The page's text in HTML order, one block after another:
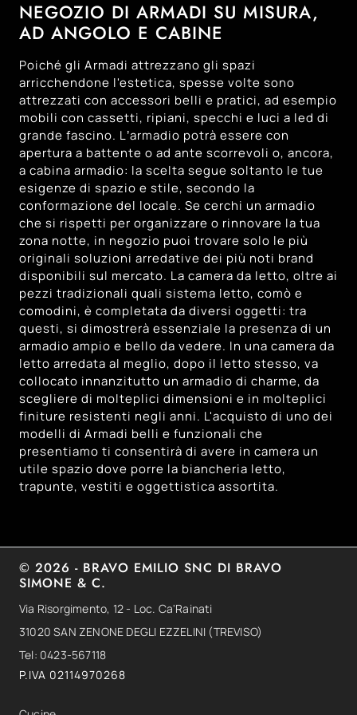
Padova
Trento
Venezia
Vicenza 120
NEGOZIO DI ARMADI SU MISURA,
AD ANGOLO E CABINE
Poiché gli Armadi attrezzano gli spazi
arricchendone l'estetica, spesse volte sono
attrezzati con accessori belli e pratici, ad esempio
mobili con cassetti, ripiani, specchi e luci a led di
grande fascino. L’armadio potrà essere con
apertura a battente o ad ante scorrevoli o, ancora,
a cabina armadio: la scelta segue soltanto le tue
esigenze di spazio e stile, secondo la
conformazione del locale. Se cerchi un armadio
che si rispetti per organizzare o rinnovare la tua
zona notte, in negozio puoi trovare solo le più
originali soluzioni arredative dei più noti brand
disponibili sul mercato. La camera da letto, oltre ai
pezzi tradizionali quali sistema letto, comò e
comodini, è completata da diversi oggetti: tra
questi, si dimostrerà essenziale la presenza di un
armadio ampio e bello da vedere. In una camera da
letto arredata al meglio, dopo il letto stesso, va
collocato innanzitutto un armadio di charme, da
scegliere di molteplici dimensioni e in molteplici
finiture resistenti negli anni. L'acquisto di uno dei
modelli di Armadi belli e funzionali che
presentiamo ti consentirà di avere in camera un
utile spazio dove porre la biancheria letto,
trapunte, vestiti e oggettistica assortita.
© 2026 - BRAVO EMILIO SNC DI BRAVO
SIMONE & C.
Via Risorgimento, 12 - Loc. Ca'Rainati
31020 SAN ZENONE DEGLI EZZELINI (TREVISO)
Tel: 0423-567118
P.IVA 02114970268